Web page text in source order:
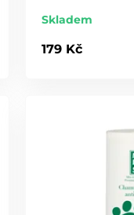
Skladem
179 Kč